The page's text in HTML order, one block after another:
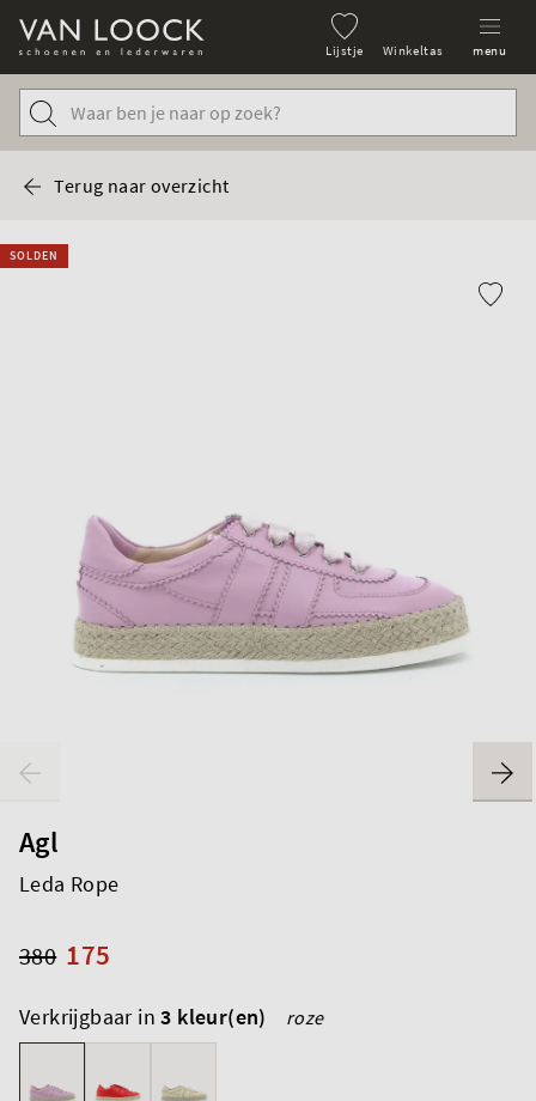
Lijstje Winkeltas menu
Terug naar overzicht
SOLDEN
Agl
Leda Rope
175
380
Verkrijgbaar in3 kleur(en) roze